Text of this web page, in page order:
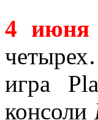
4 июня
игра
консоли